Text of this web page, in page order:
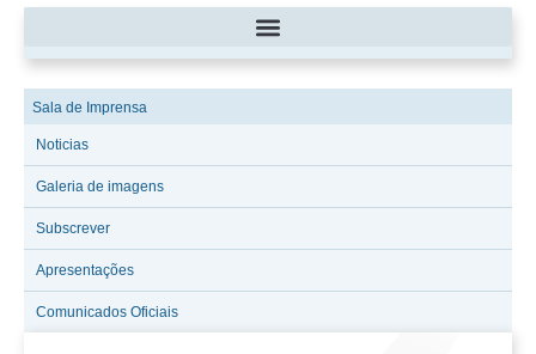
Sala de Imprensa
Noticias
Galeria de imagens
Subscrever
Apresentações
Comunicados Oficiais